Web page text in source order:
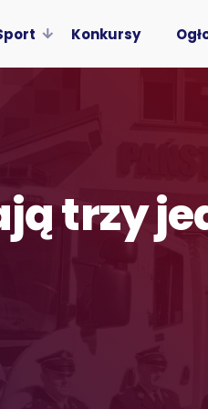
Konkursy
trzy